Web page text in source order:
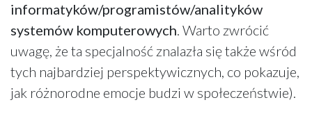
informatyków/programistów/analityków
systemów komputerowych. Warto zwrócić
uwagę, że ta specjalność znalazła się także wśród
tych najbardziej perspektywicznych, co pokazuje,
jak różnorodne emocje budzi w społeczeństwie).